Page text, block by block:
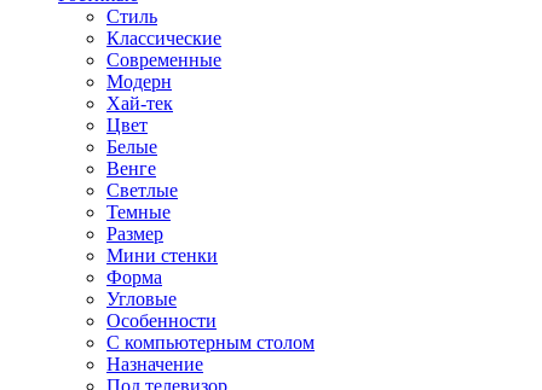
Стиль
Классические
Современные
Модерн
Хай-тек
Цвет
Белые
Венге
Светлые
Темные
Размер
Мини стенки
Форма
Угловые
Особенности
С компьютерным столом
Назначение
Под телевизор